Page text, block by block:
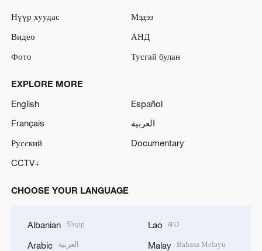
Нүүр хуудас
Мэдээ
Видео
АНД
Фото
Тусгай булан
EXPLORE MORE
English
Español
Français
العربية
Русский
Documentary
CCTV+
CHOOSE YOUR LANGUAGE
Albanian Shqip
Arabic العربية
Lao ລາວ
Malay Bahasa Melayu